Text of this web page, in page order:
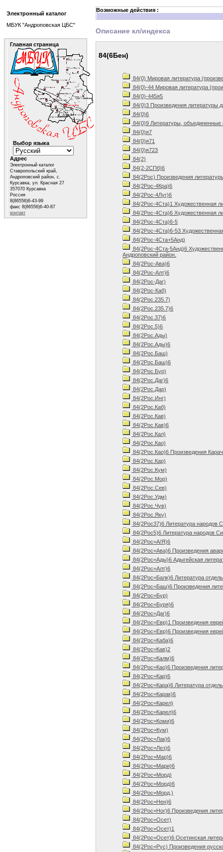
Возможные действия :
Описание кл/индекса
84(6Бен)
84(0) Мировая литература
84(0)-44 Мировая литература
84(0)-445я5
84(0)3 Произведения литературы
84(0)6
84(0)9 Литературы, объединенные
84(0)я7
84(0)я71
84(0)я723
84(2)
84(2-2СПб)6
84(2Рос) Произведения
84(2Рос-4Кра)6
84(2Рос-4Луг)6
84(2Рос-4Ста)1 Художественная
84(2Рос-4Ста)6 Художественная
84(2Рос-4Ста)6-5
84(2Рос-4Ста)6-53
84(2Рос-4Ста+5Анд)
84(2Рос-4Ста-5Анд)6
Андроповский район.
84(2Рос-Ава)6
84(2Рос-Алт)6
84(2Рос-Даг)
84(2Рос-Каб)
84(2Рос.235.7)
84(2Рос.235.7)6
84(2Рос.37)6
84(2Рос.5)6
84(2Рос.Ады)
84(2Рос.Ады)6
84(2Рос.Баш)
84(2Рос.Баш)6
84(2Рос.Бур)
84(2Рос.Даг)6
84(2Рос.Дар)
84(2Рос.Инг)
84(2Рос.Каб)
84(2Рос.Кав)
84(2Рос.Кав)6
84(2Рос.Кал)
84(2Рос.Као)
84(2Рос.Као)6 Произведения
84(2Рос.Кар)
84(2Рос.Кум)
84(2Рос.Мор)
84(2Рос.Сев)
84(2Рос.Удм)
84(2Рос.Чув)
84(2Рос.Яку)
84(2Рос37)6 Литература народов
84(2Рос5)6 Литература народов
84(2Рос=А/Я)6
84(2Рос=Ава)6 Произведения
84(2Рос=Ады)6 Адыгейская
84(2Рос=Алт)6
84(2Рос=Балк)6 Литература
84(2Рос=Баш)6 Произведения
84(2Рос=Бур)
84(2Рос=Буря)6
84(2Рос=Даг)6
84(2Рос=Евр)1 Произведения
84(2Рос=Евр)6 Произведения
84(2Рос=Каба)6
84(2Рос=Кав)2
84(2Рос=Калм)6
84(2Рос=Као)6 Произведения
84(2Рос=Кар)6
84(2Рос=Кара)6 Литература
84(2Рос=Карак)6
84(2Рос=Карел)
84(2Рос=Карел)6
84(2Рос=Коми)6
84(2Рос=Кум)
84(2Рос=Лак)6
84(2Рос=Лез)6
84(2Рос=Мар)6
84(2Рос=Мари)6
84(2Рос=Морд)
84(2Рос=Морд)6
84(2Рос=Морд.)
84(2Рос=Нен)6
84(2Рос=Ног)6 Произведения
84(2Рос=Осет)
84(2Рос=Осет)1
84(2Рос=Осет)6 Осетинская
84(2Рос=Рус) Произведения
Электронный каталог
МБУК "Андроповская ЦБС"
Главная страница
Выбор языка
Адрес
Электронный каталог
Ставропольский край,
Андроповский район, с.
Курсавка, ул. Красная 27
357070 Курсавка
Россия
8(86556)6-43-99
факс 8(86556)6-40-87
контакт